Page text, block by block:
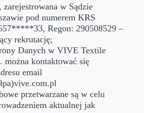
w Sądzie
pod numerem KRS
Regon: 290508529 –
rekrutację;
Danych w VIVE Textile
można kontaktować się
email
przetwarzane są w celu
aktualnej jak